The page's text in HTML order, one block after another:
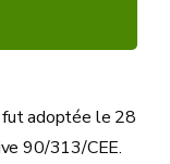
fut adoptée le 28
90/313/CEE.